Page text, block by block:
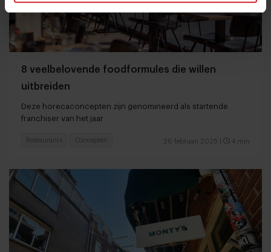
8 veelbelovende foodformules die willen
uitbreiden
Deze horecaconcepten zijn genomineerd als startende
franchiser van het jaar
26 februari 2025 4 min
Restaurants Concepten